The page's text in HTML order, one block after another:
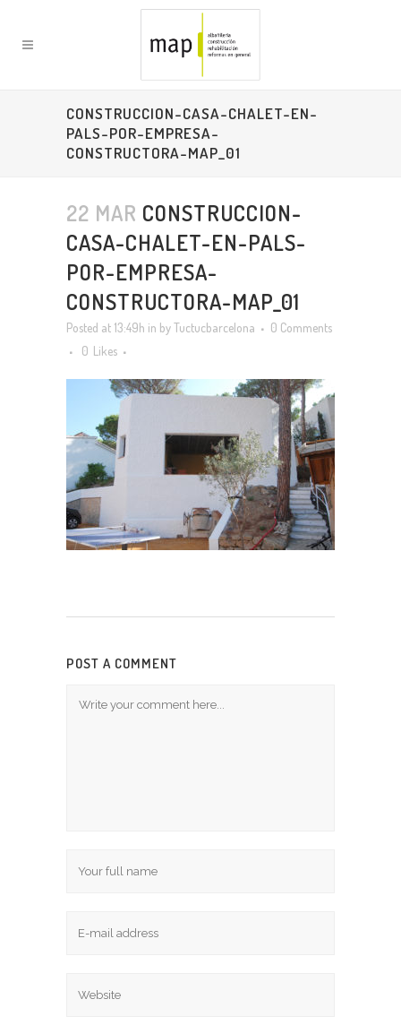
CONSTRUCCION-CASA-CHALET-EN-
PALS-POR-EMPRESA-
CONSTRUCTORA-MAP_01
22 MAR CONSTRUCCION-
CASA-CHALET-EN-PALS-
POR-EMPRESA-
CONSTRUCTORA-MAP_01
Posted at 13:49h in byTuctucbarcelona
0 Comments
0 Likes
POST A COMMENT